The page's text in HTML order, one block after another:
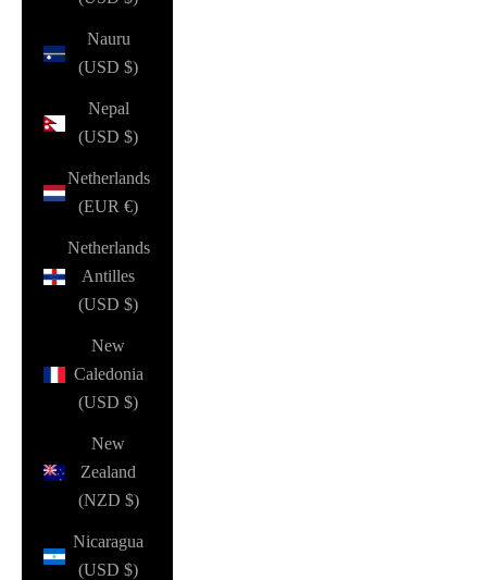
Nauru
(USD $)
Nepal
(USD $)
Netherlands
(EUR €)
Netherlands
Antilles
(USD $)
New
Caledonia
(USD $)
New
Zealand
(NZD $)
Nicaragua
(USD $)